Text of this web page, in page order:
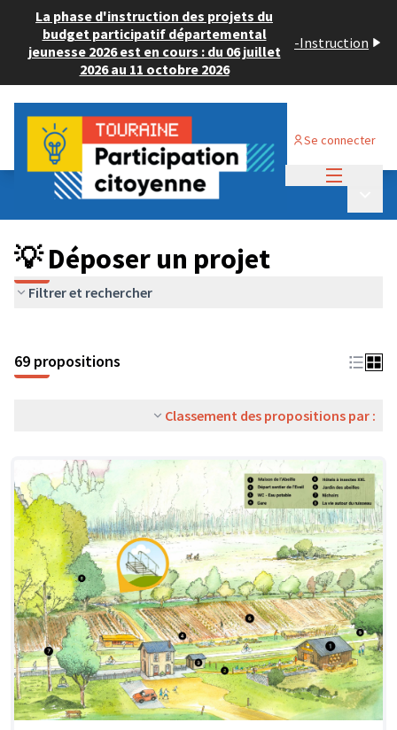
La phase d'instruction des projets du
budget participatif départemental
jeunesse 2026 est en cours : du 06 juillet
2026 au 11 octobre 2026
-Instruction
Se connecter
Budget Participatif ADULTE 2024
💡 Déposer un projet
💡 Déposer un projet
Filtrer et rechercher
69 propositions
Classement des propositions par :